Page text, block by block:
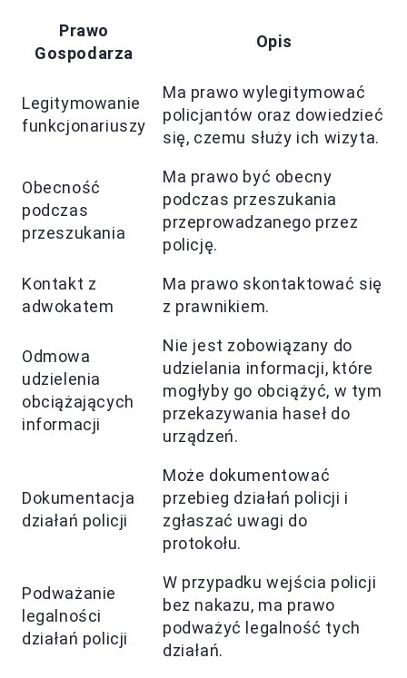
Prawo
Gospodarza
Opis
Legitymowanie
funkcjonariuszy
Ma prawo wylegitymować
policjantów oraz dowiedzieć
się, czemu służy ich wizyta.
Obecność
podczas
przeszukania
Ma prawo być obecny
podczas przeszukania
przeprowadzanego przez
policję.
Kontakt z
adwokatem
Ma prawo skontaktować się
z prawnikiem.
Odmowa
udzielenia
obciążających
informacji
Nie jest zobowiązany do
udzielania informacji, które
mogłyby go obciążyć, w tym
przekazywania haseł do
urządzeń.
Dokumentacja
działań policji
Może dokumentować
przebieg działań policji i
zgłaszać uwagi do
protokołu.
Podważanie
legalności
działań policji
W przypadku wejścia policji
bez nakazu, ma prawo
podważyć legalność tych
działań.